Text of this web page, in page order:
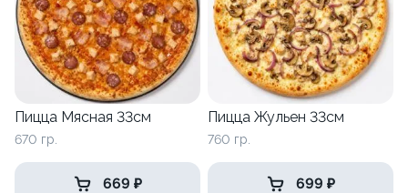
Пицца Мясная 33см
670 гр.
669 ₽
Пицца Жульен 33см
760 гр.
699 ₽